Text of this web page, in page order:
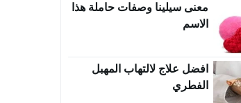
معنى سيلينا وصفات حاملة هذا
الاسم
افضل علاج لالتهاب المهبل
الفطري